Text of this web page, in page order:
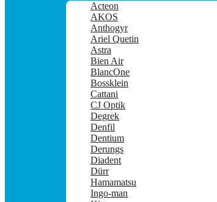
Acteon
AKOS
Anthogyr
Ariel Quetin
Astra
Bien Air
BlancOne
Bossklein
Cattani
CJ Optik
Degrek
Denfil
Dentium
Derungs
Diadent
Dürr
Hamamatsu
Ingo-man